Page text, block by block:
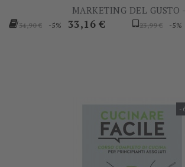
MARKETING DEL GUSTO
Prezzo
34,90 € -5% Prezzo
33,16 €
Prezzo
23,99 € -5%
-